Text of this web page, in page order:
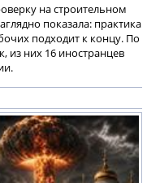
на строительном
показала: практика
подходит к концу. По
из них 16 иностранцев